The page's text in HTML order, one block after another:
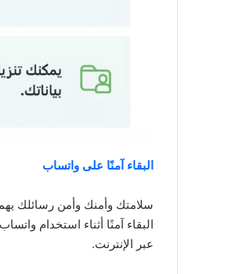
البقاء آمنًا على واتساب
سلامتك وأمنك وأمن رسائلك
البقاء آمنًا أثناء استخدام
عبر الإنترنت.